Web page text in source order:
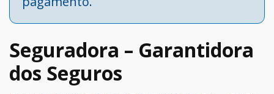
Seguradora – Garantidora
dos Seguros